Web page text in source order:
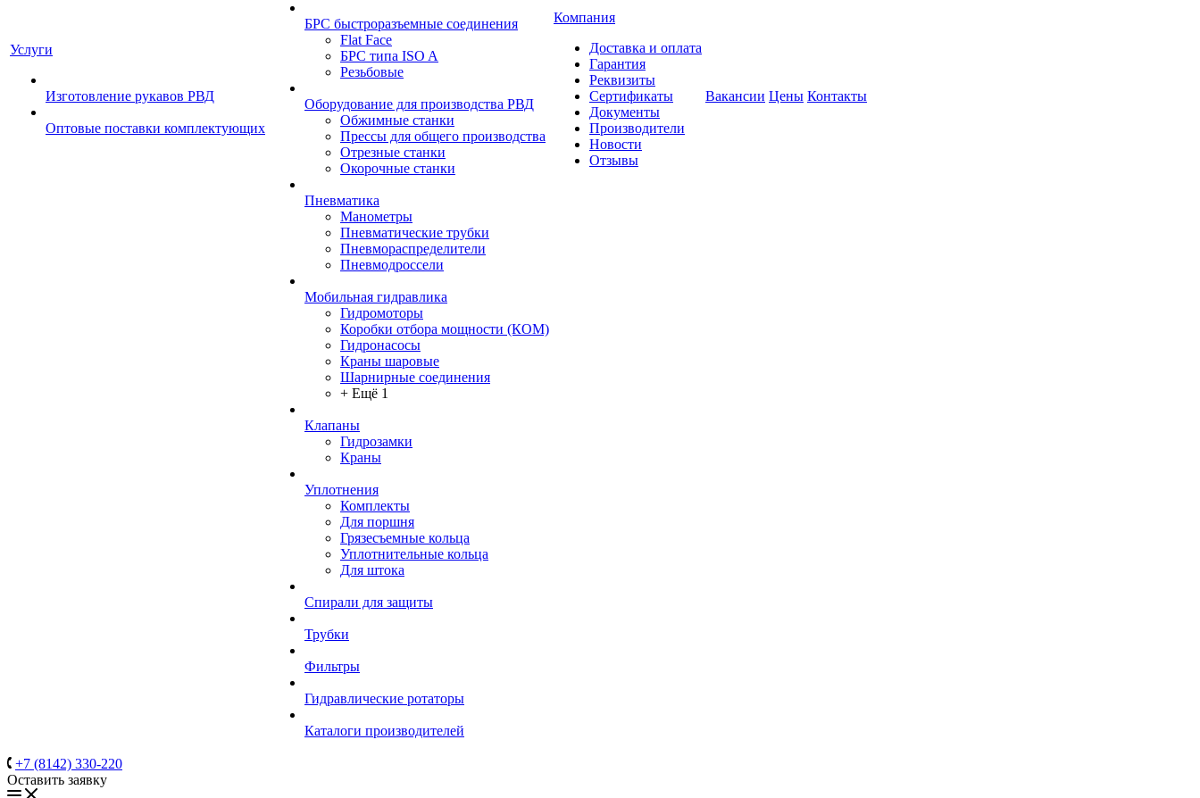
Услуги
Изготовление рукавов РВД
Оптовые поставки комплектующих
БРС быстроразъемные соединения
Flat Face
БРС типа ISO A
Резьбовые
Оборудование для производства РВД
Обжимные станки
Прессы для общего производства
Отрезные станки
Окорочные станки
Пневматика
Манометры
Пневматические трубки
Пневмораспределители
Пневмодроссели
Мобильная гидравлика
Гидромоторы
Коробки отбора мощности (КОМ)
Гидронасосы
Краны шаровые
Шарнирные соединения
+ Ещё 1
Клапаны
Гидрозамки
Краны
Уплотнения
Комплекты
Для поршня
Грязесъемные кольца
Уплотнительные кольца
Для штока
Спирали для защиты
Трубки
Фильтры
Гидравлические ротаторы
Каталоги производителей
Компания
Доставка и оплата
Гарантия
Реквизиты
Сертификаты
Документы
Производители
Новости
Отзывы
Вакансии Цены Контакты
+7 (8142) 330-220
Оставить заявку